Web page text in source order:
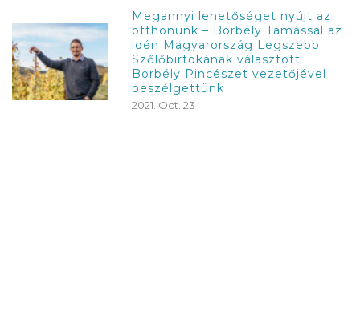
Megannyi lehetőséget nyújt az
otthonunk – Borbély Tamással az
idén Magyarország Legszebb
Szőlőbirtokának választott
Borbély Pincészet vezetőjével
beszélgettünk
2021. Oct. 23